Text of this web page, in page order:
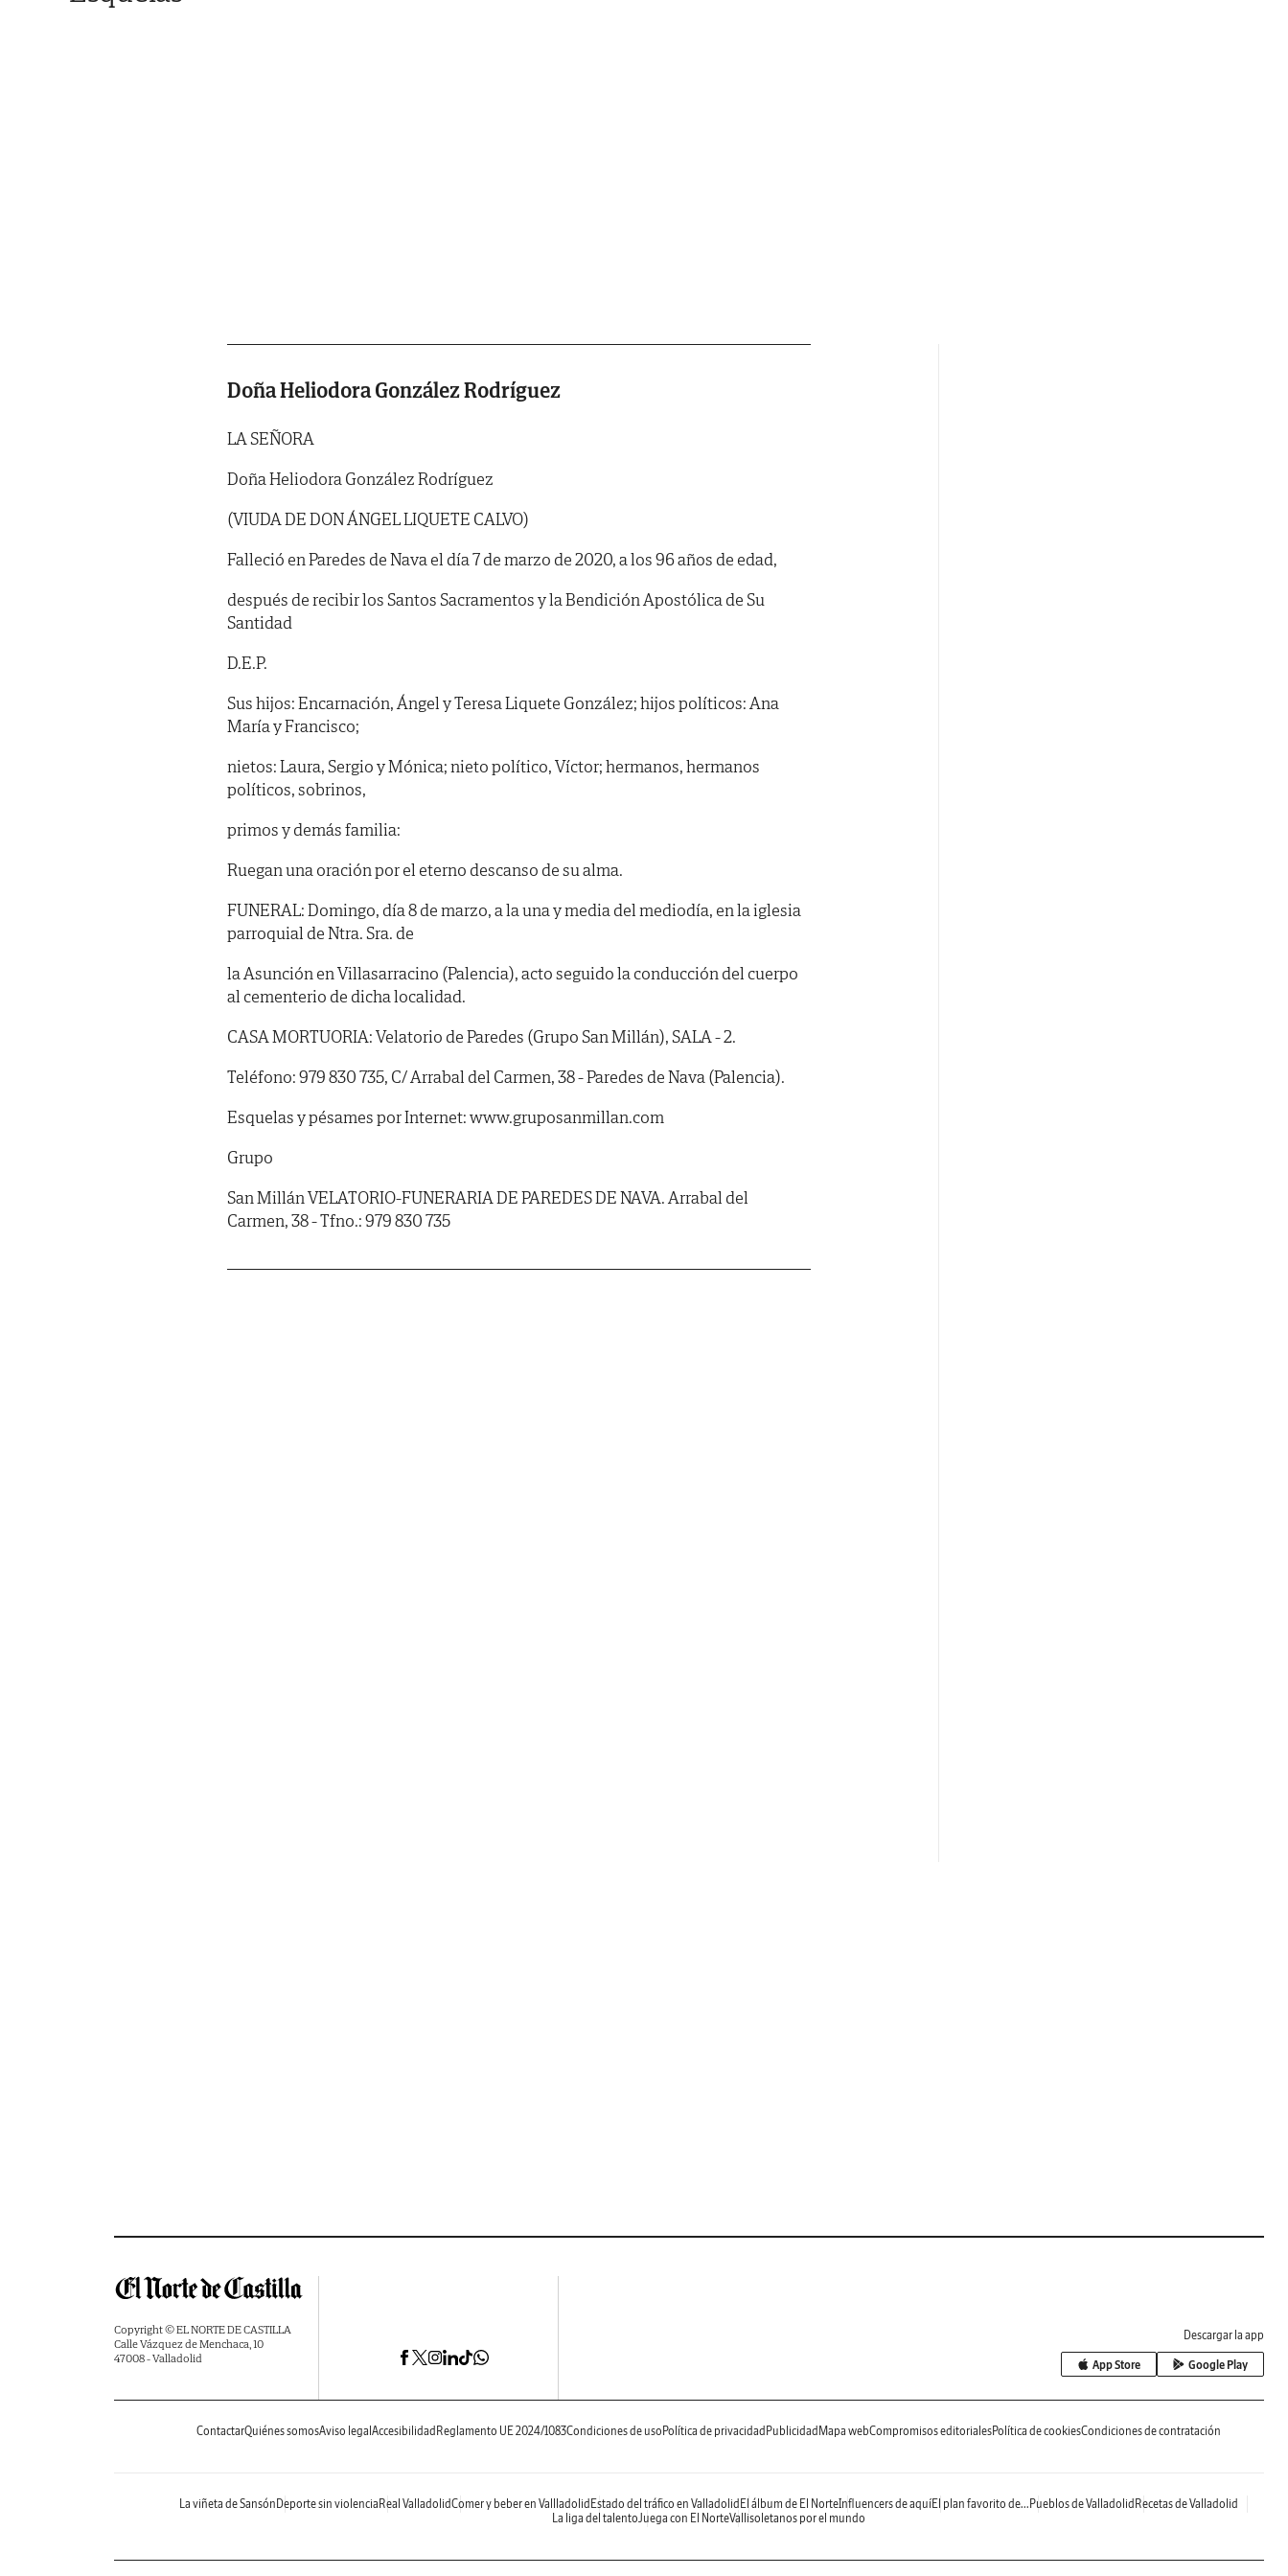
Doña Heliodora González Rodríguez
LA SEÑORA
Doña Heliodora González Rodríguez
(VIUDA DE DON ÁNGEL LIQUETE CALVO)
Falleció en Paredes de Nava el día 7 de marzo de 2020, a los 96 años de edad,
después de recibir los Santos Sacramentos y la Bendición Apostólica de Su
Santidad
D.E.P.
Sus hijos: Encarnación, Ángel y Teresa Liquete González; hijos políticos: Ana
María y Francisco;
nietos: Laura, Sergio y Mónica; nieto político, Víctor; hermanos, hermanos
políticos, sobrinos,
primos y demás familia:
Ruegan una oración por el eterno descanso de su alma.
FUNERAL: Domingo, día 8 de marzo, a la una y media del mediodía, en la iglesia
parroquial de Ntra. Sra. de
la Asunción en Villasarracino (Palencia), acto seguido la conducción del cuerpo
al cementerio de dicha localidad.
CASA MORTUORIA: Velatorio de Paredes (Grupo San Millán), SALA - 2.
Teléfono: 979 830 735, C/ Arrabal del Carmen, 38 - Paredes de Nava (Palencia).
Esquelas y pésames por Internet: www.gruposanmillan.com
Grupo
San Millán VELATORIO-FUNERARIA DE PAREDES DE NAVA. Arrabal del
Carmen, 38 - Tfno.: 979 830 735
Copyright © EL NORTE DE CASTILLA
Calle Vázquez de Menchaca, 10
47008 - Valladolid
Descargar la app
App Store Google Play
ContactarQuiénes somosAviso legal Accesibilidad Reglamento UE 2024/1083Condiciones de uso Política de privacidad Publicidad Mapa webCompromisos editorialesPolítica de cookiesCondiciones de contratación
La viñeta de Sansón Deporte sin violencia Real ValladolidComer y beber en Vallladolid Estado del tráfico en Valladolid El álbum de El NorteInfluencers de aquíEl plan favorito de... Pueblos de Valladolid Recetas de Valladolid
La liga del talentoJuega con El NorteVallisoletanos por el mundo